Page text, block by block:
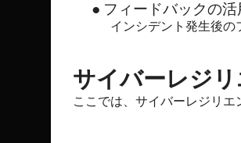
● フィードバックの活
インシデント発生後の
サイバーレジ
ここでは、サイバーレジリエ